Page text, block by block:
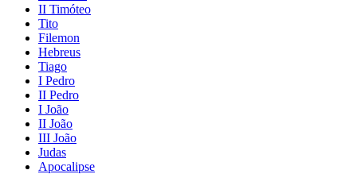
II Timóteo
Tito
Filemon
Hebreus
Tiago
I Pedro
II Pedro
I João
II João
III João
Judas
Apocalipse